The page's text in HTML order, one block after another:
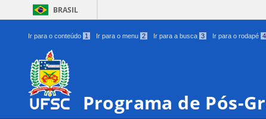
BRASIL
Ir para o conteúdo 1 Ir para o menu 2 Ir para a busca 3 Ir para o rodapé 4
Programa de Pós-